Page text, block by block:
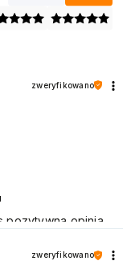
pozytywna opinia
zweryfikowano
zweryfikowano